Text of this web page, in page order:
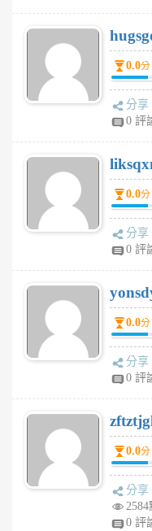
0.0分
分享
0 評
0.0分
分享
0 評
0.0分
分享
0 評
0.0分
分享
2584
0 評